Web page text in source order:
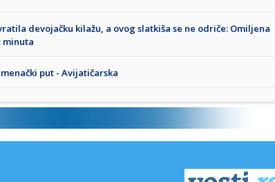
devojačku kilažu, a ovog slatkiša se ne odriče: Omiljena
minuta
put - Avijatičarska